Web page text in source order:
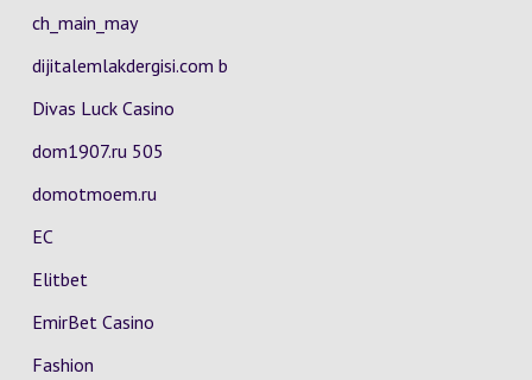
ch_main_may
dijitalemlakdergisi.com b
Divas Luck Casino
dom1907.ru 505
domotmoem.ru
EC
Elitbet
EmirBet Casino
Fashion